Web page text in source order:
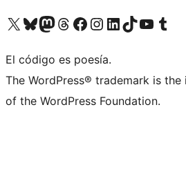
Visit our X (formerly Twitter) account
Visit our Bluesky account
Visita nuestra cuenta de Twitter
Visit our Threads account
Visita nuestra página de Facebook
Visite nuestra cuenta de Instagram
Visit our LinkedIn account
Visit our TikTok account
Visit our YouTube
Visit our
El código es poesía.
The WordPress® trademark is
of the WordPress Foundation.